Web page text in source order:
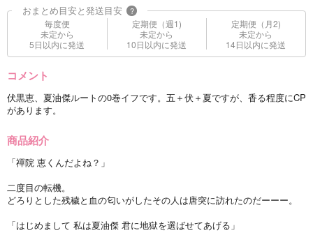
おまとめ目安と発送目安 ?
毎度便
未定から
5日以内に発送
定期便（週1)
未定から
10日以内に発送
定期便（月2)
未定から
14日以内に発送
コメント
伏黒恵、夏油傑ルートの0巻イフです。五＋伏＋夏ですが、香る程度にCP
があります。
商品紹介
「禪院 恵くんだよね？」
二度目の転機。
どろりとした残穢と血の匂いがしたその人は唐突に訪れたのだーーー。
「はじめまして 私は夏油傑 君に地獄を選ばせてあげる」